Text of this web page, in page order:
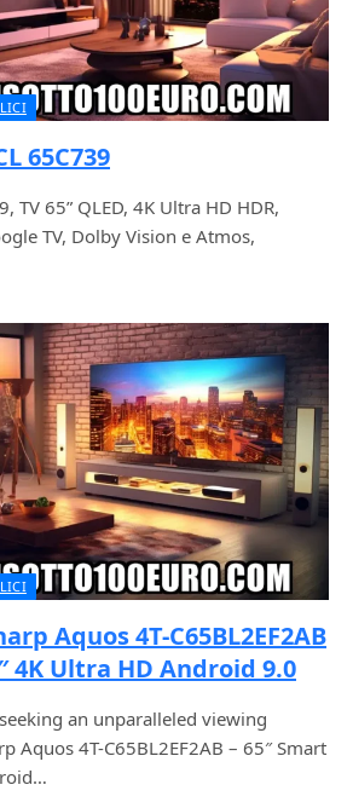
65C739
TV 65” QLED, 4K Ultra HD HDR,
TV, Dolby Vision e Atmos,
Aquos 4T-C65BL2EF2AB
4K Ultra HD Android 9.0
an unparalleled viewing
Aquos 4T-C65BL2EF2AB – 65″ Smart